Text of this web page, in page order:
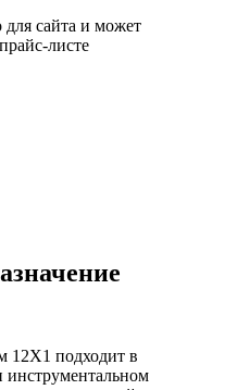
для сайта и может
листе
12Х1 подходит в
инструментальном